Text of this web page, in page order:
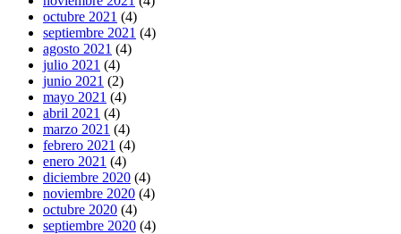
octubre 2021 (4)
septiembre 2021 (4)
agosto 2021 (4)
julio 2021 (4)
junio 2021 (2)
mayo 2021 (4)
abril 2021 (4)
marzo 2021 (4)
febrero 2021 (4)
enero 2021 (4)
diciembre 2020 (4)
noviembre 2020 (4)
octubre 2020 (4)
septiembre 2020 (4)